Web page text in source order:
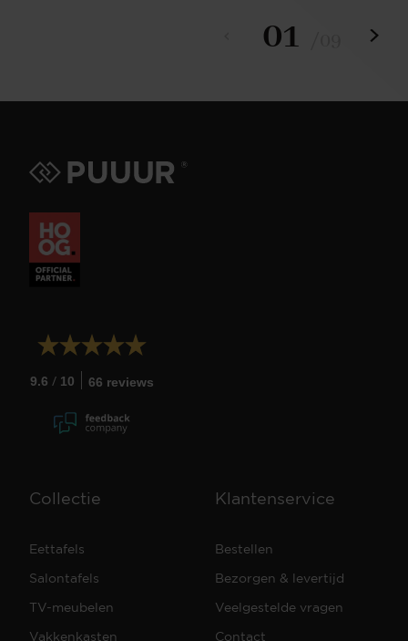
01
9.6 / 10 66 reviews
Collectie
Eettafels
Salontafels
TV-meubelen
Vakkenkasten
Klantenservice
Bestellen
Bezorgen & levertijd
Veelgestelde vragen
Contact